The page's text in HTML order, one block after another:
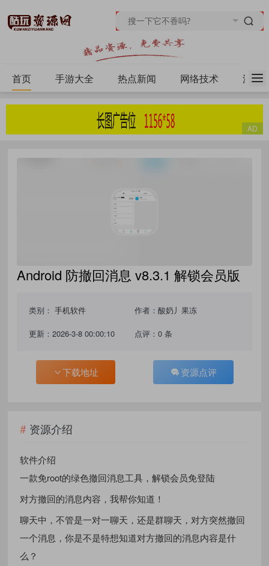
首页 手游大全 热点新闻 网络技术 源码
Android 防撤回消息 v8.3.1 解锁会员版
类别：手机软件 作者：酸奶丿果冻
更新：2026-3-8 00:00:10 点评：0 条
下载地址 资源点评
资源介绍
软件介绍
一款免root的绿色撤回消息工具，解锁会员免登陆
对方撤回的消息内容，我帮你知道！
聊天中，不管是一对一聊天，还是群聊天，对方突然撤回
一个消息，你是不是特想知道对方撤回的消息内容是什
么？